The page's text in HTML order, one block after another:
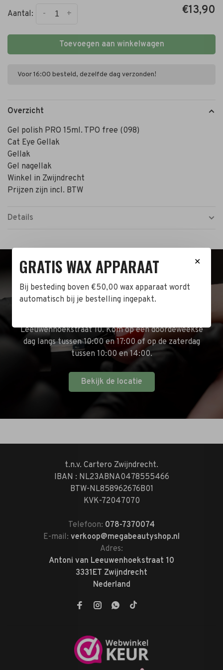
Aantal: +
- €13,90
Toevoegen aan winkelwagen
Voor 16:00 besteld, dezelfde dag verzonden!
Overzicht
Gel polish PRO 15ml. TPO free (098)
Cat Eye Gellak
Gellak
Gel nagellak
Winkel in Zwijndrecht
Prijzen zijn incl. BTW
Details
BEZOEK DE WINKEL!
Naast de online shop hebben wij ook een fysieke
Leeuwenhoekstraat 10. Kom op een doordeweekse
dag langs tussen 10:00 en 17:00 of op de zaterdag
tussen 10:00 en 14:00.
Bekijk de locatie
t.n.v. Cartero Zwijndrecht.
IBAN : NL23ABNA0478555466
BTW-NL858962676B01
KVK-72047070
Telefoon: 078-7370074
E-mail: verkoop@megabeautyshop.nl
Adres:
Antoni van Leeuwenhoekstraat 10
3331ET Zwijndrecht
Nederland
✕
GRATIS WAX APPARAAT
Bij besteding boven €50,00 wax apparaat wordt
automatisch bij je bestelling ingepakt.